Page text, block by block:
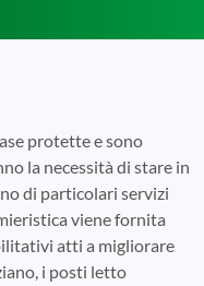
protette e sono
la necessità di stare in
di particolari servizi
viene fornita
atti a migliorare
i posti letto